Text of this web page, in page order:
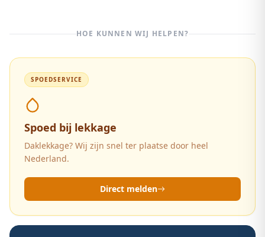
er een claim worden ingediend.
HOE KUNNEN WIJ HELPEN?
SPOEDSERVICE
Spoed bij lekkage
Daklekkage? Wij zijn snel ter plaatse door heel
Nederland.
Direct melden